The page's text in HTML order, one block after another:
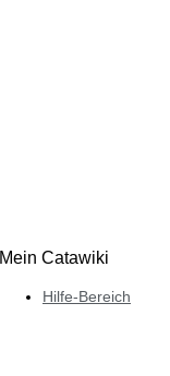
Mein Catawiki
Hilfe-Bereich